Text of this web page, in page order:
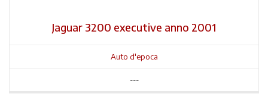
Jaguar 3200 executive anno 2001
Auto d'epoca
---